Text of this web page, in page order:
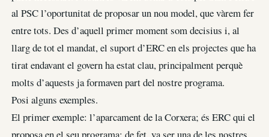
al PSC l’oportunitat de proposar un nou model, que vàrem fer
entre tots. Des d’aquell primer moment som decisius i, al
llarg de tot el mandat, el suport d’ERC en els projectes que ha
tirat endavant el govern ha estat clau, principalment perquè
molts d’aquests ja formaven part del nostre programa.
Posi alguns exemples.
El primer exemple: l’aparcament de la Corxera; és ERC qui el